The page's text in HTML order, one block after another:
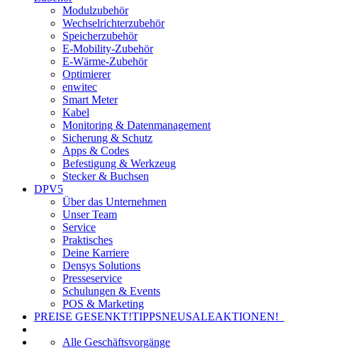
Modulzubehör
Wechselrichterzubehör
Speicherzubehör
E-Mobility-Zubehör
E-Wärme-Zubehör
Optimierer
enwitec
Smart Meter
Kabel
Monitoring & Datenmanagement
Sicherung & Schutz
Apps & Codes
Befestigung & Werkzeug
Stecker & Buchsen
DPV5
Über das Unternehmen
Unser Team
Service
Praktisches
Deine Karriere
Densys Solutions
Presseservice
Schulungen & Events
POS & Marketing
PREISE GESENKT!TIPPSNEUSALEAKTIONEN!
Alle Geschäftsvorgänge